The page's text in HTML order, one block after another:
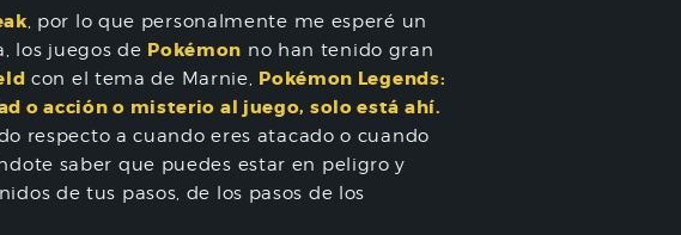
, por lo que personalmente me esperé un
los juegos de Pokémon no han tenido gran
con el tema de Marnie, Pokémon Legends:
o acción o misterio al juego, solo está ahí.
respecto a cuando eres atacado o cuando
saber que puedes estar en peligro y
de tus pasos, de los pasos de los